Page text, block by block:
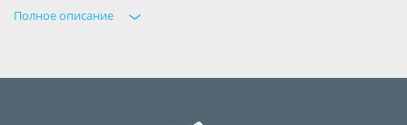
Полное описание